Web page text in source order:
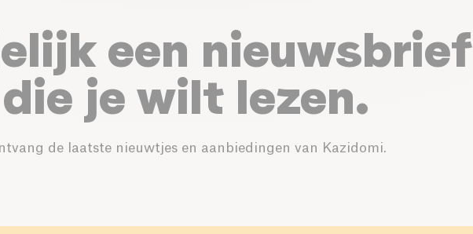
een nieuwsbrief
die je wilt lezen.
de laatste nieuwtjes en aanbiedingen van Kazidomi.